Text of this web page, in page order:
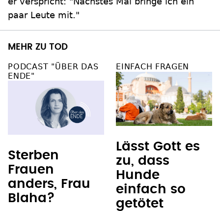
paar Leute mit."
MEHR ZU TOD
PODCAST "ÜBER DAS
ENDE"
Sterben
Frauen
anders, Frau
Blaha?
EINFACH FRAGEN
Lässt Gott es
zu, dass
Hunde
einfach so
getötet